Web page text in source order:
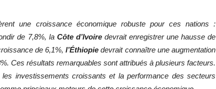
une croissance économique robuste pour ces nations :
de 7,8%, laCôte d’Ivoiredevrait enregistrer une hausse de
de 6,1%,l’Éthiopiedevrait connaître une augmentation
Ces résultats remarquables sont attribués à plusieurs facteurs.
investissements croissants et la performance des secteurs